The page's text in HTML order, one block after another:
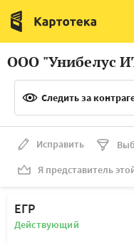
Италия
Люксембург
Нидерланды
ООО "Унибелус
Следить за
Исправить
Я представитель
ЕГР
Действующий